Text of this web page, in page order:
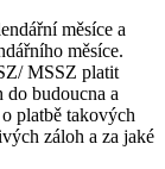
měsíce a
měsíce.
MSSZ platit
do budoucna a
platbě takových
záloh a za jaké